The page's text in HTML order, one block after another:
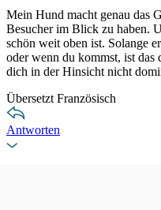
Mein Hund macht genau das
Besucher im Blick zu haben.
schön weit oben ist. Solange
oder wenn du kommst, ist das
dich in der Hinsicht nicht
Übersetzt Französisch
Antworten